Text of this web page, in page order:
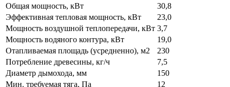
Общая мощность, кВт
30,8
Эффективная тепловая мощность, кВт
23,0
Мощность воздушной теплопередачи, кВт 3,7
Мощность водяного контура, кВт
19,0
Отапливаемая площадь (усредненно), м2
230
Потребление древесины, кг/ч
7,5
Диаметр дымохода, мм
150
Мин. требуемая тяга, Па
12